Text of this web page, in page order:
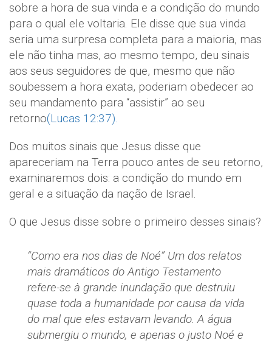
sobre a hora de sua vinda e a condição do mundo
para o qual ele voltaria. Ele disse que sua vinda
seria uma surpresa completa para a maioria, mas
ele não tinha mas, ao mesmo tempo, deu sinais
aos seus seguidores de que, mesmo que não
soubessem a hora exata, poderiam obedecer ao
seu mandamento para “assistir” ao seu
retorno(Lucas 12:37).
Dos muitos sinais que Jesus disse que
apareceriam na Terra pouco antes de seu retorno,
examinaremos dois: a condição do mundo em
geral e a situação da nação de Israel.
O que Jesus disse sobre o primeiro desses sinais?
“Como era nos dias de Noé” Um dos relatos
mais dramáticos do Antigo Testamento
refere-se à grande inundação que destruiu
quase toda a humanidade por causa da vida
do mal que eles estavam levando. A água
submergiu o mundo, e apenas o justo Noé e